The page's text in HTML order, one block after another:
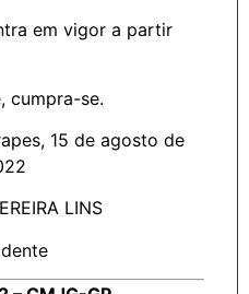
em vigor a partir
cumpra-se.
15 de agosto de
LINS